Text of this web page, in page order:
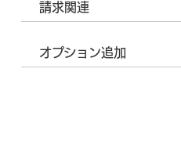
請求関連
オプション追加